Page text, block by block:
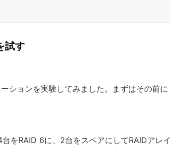
試す
ションを実験してみました。まずはその前に
をRAID 6に、2台をスペアにしてRAIDアレイ